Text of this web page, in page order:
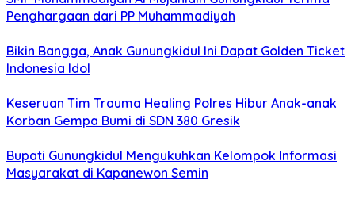
Penghargaan dari PP Muhammadiyah
Bikin Bangga, Anak Gunungkidul Ini Dapat Golden Ticket
Indonesia Idol
Keseruan Tim Trauma Healing Polres Hibur Anak-anak
Korban Gempa Bumi di SDN 380 Gresik
Bupati Gunungkidul Mengukuhkan Kelompok Informasi
Masyarakat di Kapanewon Semin